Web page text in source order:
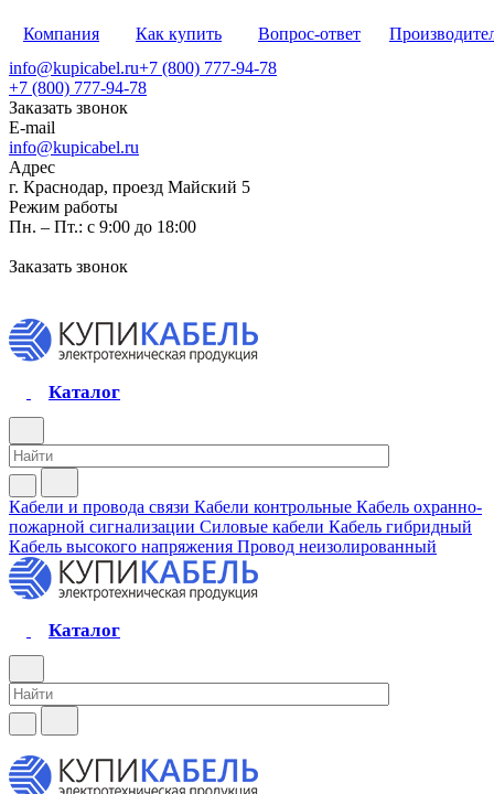
Компания Как купить Вопрос-ответ
info@kupicabel.ru+7 (800) 777-94-78
+7 (800) 777-94-78
Заказать звонок
E-mail
info@kupicabel.ru
Адрес
г. Краснодар, проезд Майский 5
Режим работы
Пн. – Пт.: с 9:00 до 18:00
Заказать звонок
Каталог
Кабели и провода связи Кабели контрольные Кабель охранно-
пожарной сигнализации Силовые кабели Кабель гибридный
Кабель высокого напряжения Провод неизолированный
Каталог